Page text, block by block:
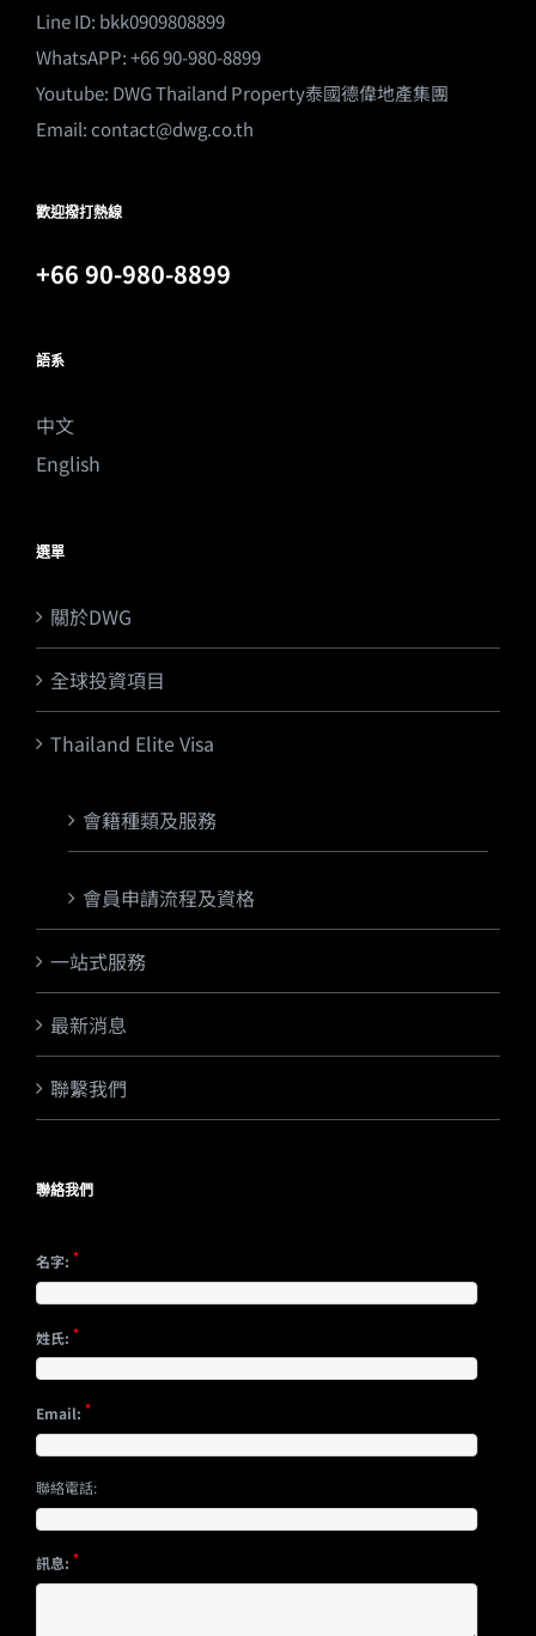
Line ID: bkk0909808899
WhatsAPP: +66 90-980-8899
Youtube: DWG Thailand Property泰國德偉地產集團
Email:contact@dwg.co.th
歡迎撥打熱線
+66 90-980-8899
語系
中文
English
選單
關於DWG
全球投資項目
Thailand Elite Visa
會籍種類及服務
會員申請流程及資格
一站式服務
最新消息
聯繫我們
聯絡我們
名字: *
姓氏: *
Email: *
聯絡電話:
訊息: *